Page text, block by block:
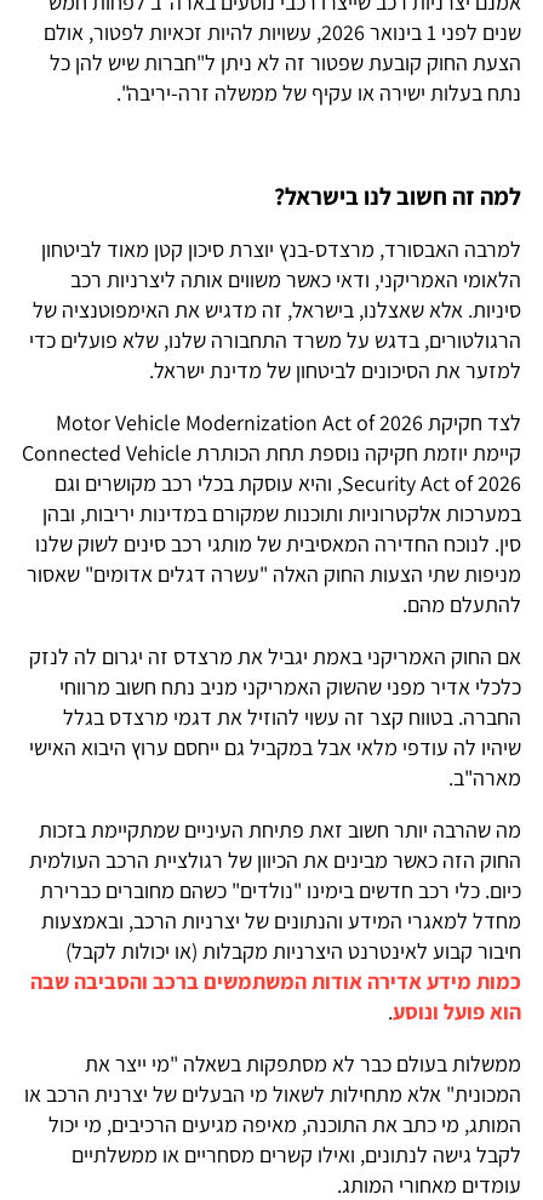
שנים לפני 1 בינואר 2026, עשויות להיות זכאיות לפטור, אולם
הצעת החוק קובעת שפטור זה לא ניתן ל"חברות שיש להן כל
נתח בעלות ישירה או עקיף של ממשלה זרה-יריבה".
למה זה חשוב לנו בישראל?
למרבה האבסורד, מרצדס-בנץ יוצרת סיכון קטן מאוד לביטחון
הלאומי האמריקני, ודאי כאשר משווים אותה ליצרניות רכב
סיניות. אלא שאצלנו, בישראל, זה מדגיש את האימפוטנציה של
הרגולטורים, בדגש על משרד התחבורה שלנו, שלא פועלים כדי
למזער את הסיכונים לביטחון של מדינת ישראל.
לצד חקיקת Motor Vehicle Modernization Act of 2026
קיימת יוזמת חקיקה נוספת תחת הכותרת Connected Vehicle
Security Act of 2026, והיא עוסקת בכלי רכב מקושרים וגם
במערכות אלקטרוניות ותוכנות שמקורם במדינות יריבות, ובהן
סין. לנוכח החדירה המאסיבית של מותגי רכב סינים לשוק שלנו
מניפות שתי הצעות החוק האלה "עשרה דגלים אדומים" שאסור
להתעלם מהם.
אם החוק האמריקני באמת יגביל את מרצדס זה יגרום לה לנזק
כלכלי אדיר מפני שהשוק האמריקני מניב נתח חשוב מרווחי
החברה. בטווח קצר זה עשוי להוזיל את דגמי מרצדס בגלל
שיהיו לה עודפי מלאי אבל במקביל גם ייחסם ערוץ היבוא האישי
מארה"ב.
מה שהרבה יותר חשוב זאת פתיחת העיניים שמתקיימת בזכות
החוק הזה כאשר מבינים את הכיוון של רגולציית הרכב העולמית
כיום. כלי רכב חדשים בימינו "נולדים" כשהם מחוברים כברירת
מחדל למאגרי המידע והנתונים של יצרניות הרכב, ובאמצעות
חיבור קבוע לאינטרנט היצרניות מקבלות (או יכולות לקבל)
כמות מידע אדירה אודות המשתמשים ברכב והסביבה שבה
הוא פועל ונוסע.
ממשלות בעולם כבר לא מסתפקות בשאלה "מי ייצר את
המכונית" אלא מתחילות לשאול מי הבעלים של יצרנית הרכב או
המותג, מי כתב את התוכנה, מאיפה מגיעים הרכיבים, מי יכול
לקבל גישה לנתונים, ואילו קשרים מסחריים או ממשלתיים
עומדים מאחורי המותג.